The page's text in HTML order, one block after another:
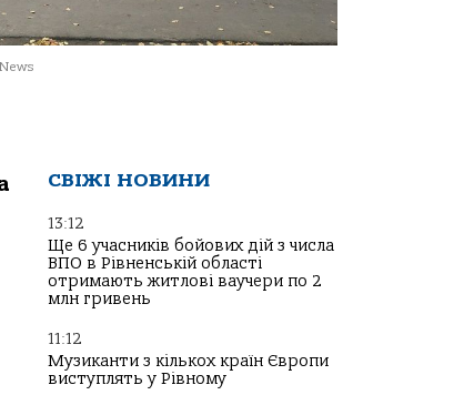
СВІЖІ НОВИНИ
13:12
Ще 6 учасників бойових дій з числа
ВПО в Рівненській області
отримають житлові ваучери по 2
млн гривень
11:12
Музиканти з кількох країн Європи
виступлять у Рівному